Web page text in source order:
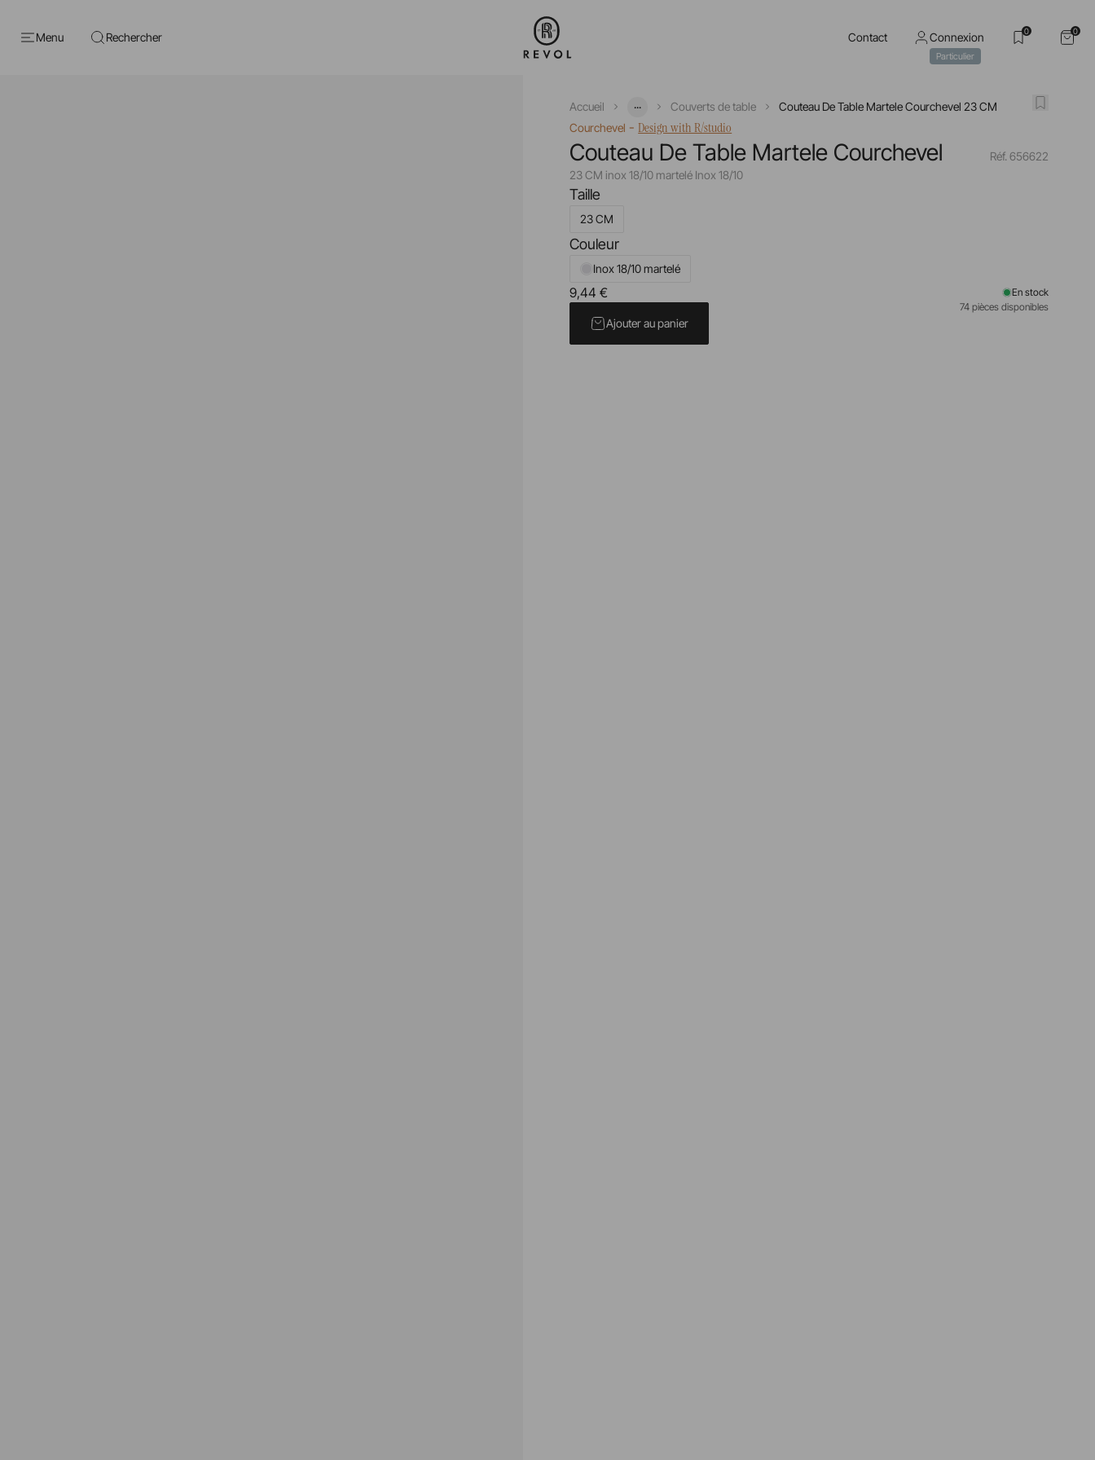
Menu Rechercher Contact Connexion
Particulier
0 0
Accueil ... Couverts de table
Couteau De Table Martele Courchevel 23 CM
Courchevel -Design with R/studio
Couteau De Table Martele Courchevel
23 CM inox 18/10 martelé Inox 18/10
Réf. 656622
Taille
23 CM
Couleur
Inox 18/10 martelé
9,44 €
En stock
74 pièces disponibles
Ajouter au panier